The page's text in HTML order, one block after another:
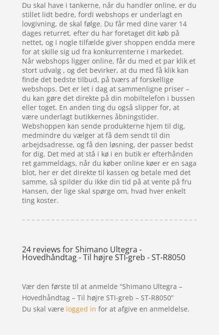
Du skal have i tankerne, når du handler online, er du
stillet lidt bedre, fordi webshops er underlagt en
lovgivning, de skal følge. Du får med dine varer 14
dages returret. efter du har foretaget dit køb på
nettet, og i nogle tilfælde giver shoppen endda mere
for at skille sig ud fra konkurrenterne i markedet.
Når webshops ligger online, får du med et par klik et
stort udvalg , og det bevirker, at du med få klik kan
finde det bedste tilbud, på tværs af forskellige
webshops. Det er let i dag at sammenligne priser –
du kan gøre det direkte på din mobiltelefon i bussen
eller toget. En anden ting du også slipper for, at
være underlagt butikkernes åbningstider.
Webshoppen kan sende produkterne hjem til dig,
medmindre du vælger at få dem sendt til din
arbejdsadresse, og få den løsning, der passer bedst
for dig. Det med at stå i kø i en butik er efterhånden
ret gammeldags, når du køber online køer er en saga
blot, her er det direkte til kassen og betale med det
samme, så spilder du ikke din tid på at vente på fru
Hansen, der lige skal spørge om, hvad hver enkelt
ting koster.
24 reviews forShimano Ultegra -
Hovedhåndtag - Til højre STI-greb - ST-R8050
Vær den første til at anmelde “Shimano Ultegra –
Hovedhåndtag – Til højre STI-greb – ST-R8050”
Du skal være logged in for at afgive en anmeldelse.